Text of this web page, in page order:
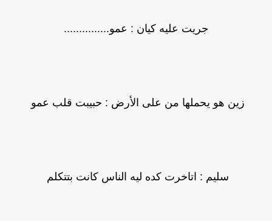
جريت عليه كيان : عمو...............
زين هو يحملها من على الأرض : حبيبت قلب عمو
سليم : اتاخرت كده ليه الناس كانت بتتكلم